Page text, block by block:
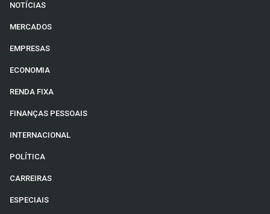
NOTÍCIAS
MERCADOS
EMPRESAS
ECONOMIA
RENDA FIXA
FINANÇAS PESSOAIS
INTERNACIONAL
POLÍTICA
CARREIRAS
ESPECIAIS